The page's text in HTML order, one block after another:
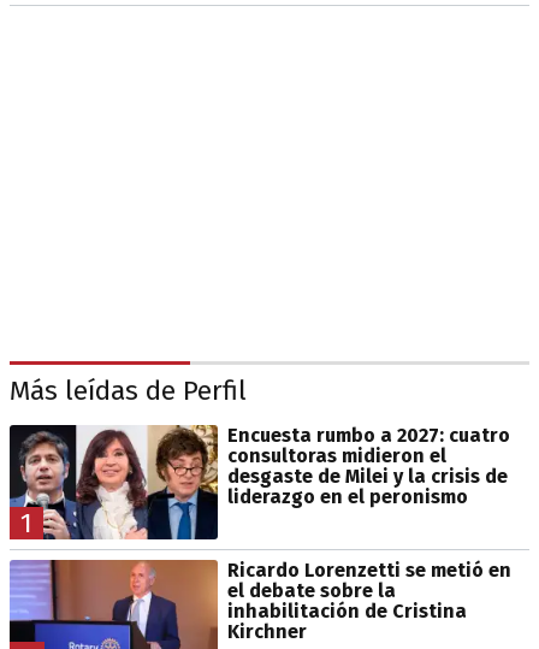
Más leídas de Perfil
1
Encuesta rumbo a 2027: cuatro
consultoras midieron el
desgaste de Milei y la crisis de
liderazgo en el peronismo
Ricardo Lorenzetti se metió en
el debate sobre la
inhabilitación de Cristina
Kirchner